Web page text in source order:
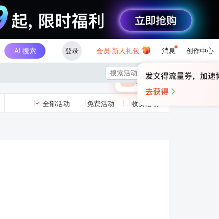
AI 搜索 登录 会员·新人礼包 消息 创作中心
×
🎁 未登录
登录领取最高

全部活动 免费活动 收费活动